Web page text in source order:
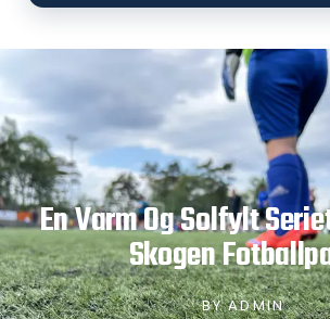
En Varm Og Solfylt
Skogen
BYADMIN